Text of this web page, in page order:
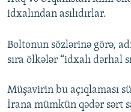
idxalından asılıdırlar.
Boltonun sözlərinə görə,
sıra ölkələr “idxalı dərhal
Müşavirin bu açıqlaması
İrana mümkün qədər sərt